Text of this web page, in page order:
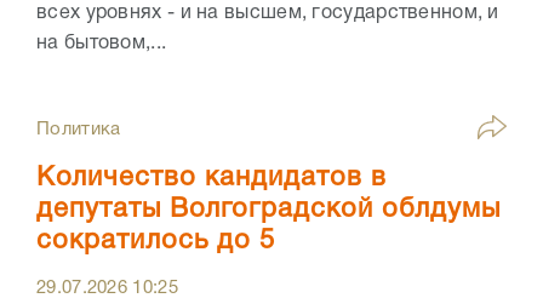
всех уровнях - и на высшем, государственном, и
на бытовом,...
Политика
Количество кандидатов в
депутаты Волгоградской облдумы
сократилось до 5
29.07.2026 10:25